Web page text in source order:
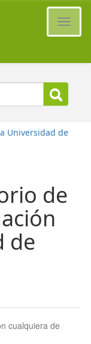
Universidad de
de
de
cualquiera de